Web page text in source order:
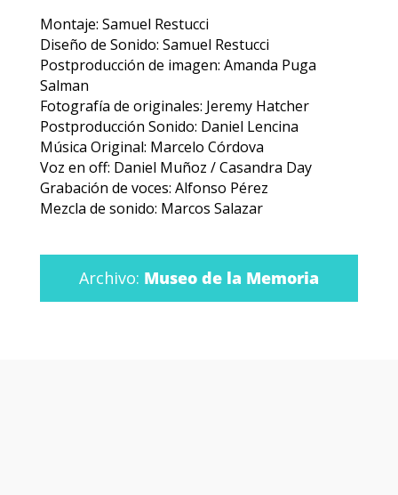
Montaje: Samuel Restucci
Diseño de Sonido: Samuel Restucci
Postproducción de imagen: Amanda Puga
Salman
Fotografía de originales: Jeremy Hatcher
Postproducción Sonido: Daniel Lencina
Música Original: Marcelo Córdova
Voz en off: Daniel Muñoz / Casandra Day
Grabación de voces: Alfonso Pérez
Mezcla de sonido: Marcos Salazar
Archivo: Museo de la Memoria